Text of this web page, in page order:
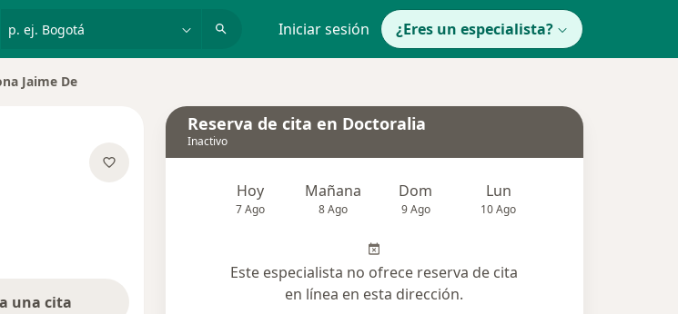
p. ej. Bogotá Iniciar sesión ¿Eres un especialista?
Jaime De
una cita
Reserva de cita en Doctoralia
Inactivo
Hoy
7 Ago
Mañana
8 Ago
Dom
9 Ago
Lun
10 Ago
Este especialista no ofrece reserva de cita
en línea en esta dirección.